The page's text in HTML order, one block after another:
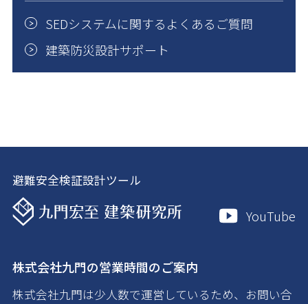
SEDシステムに関するよくあるご質問
建築防災設計サポート
避難安全検証設計ツール
YouTube
株式会社九門の営業時間のご案内
株式会社九門は少人数で運営しているため、お問い合